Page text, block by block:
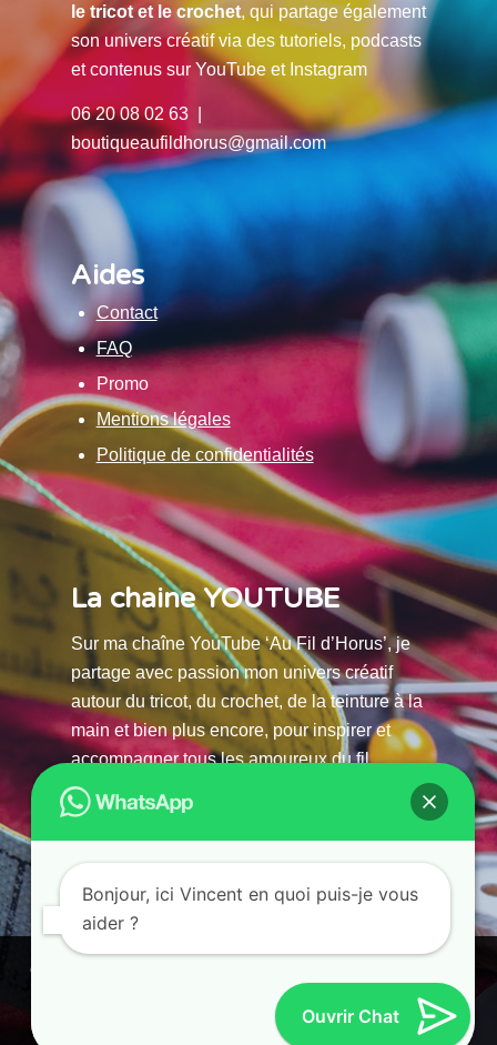
le tricot et le crochet, qui partage également
son univers créatif via des tutoriels, podcasts
et contenus sur YouTube et Instagram
06 20 08 02 63 |
boutiqueaufildhorus@gmail.com
Aides
Contact
FAQ
Promo
Mentions légales
Politique de confidentialités
La chaine YOUTUBE
Sur ma chaîne YouTube ‘Au Fil d’Horus’, je
partage avec passion mon univers créatif
autour du tricot, du crochet, de la teinture à la
main et bien plus encore, pour inspirer et
accompagner tous les amoureux du fil.
© 2025 AU FILS D’HORUS| All Rights Reserved |
Ce site utilise des cookies. En continuant à parcourir ce site, vous
acceptez leur utilisation.
Bonjour, ici Vincent en quoi puis-je vous
aider ?
Ouvrir Chat